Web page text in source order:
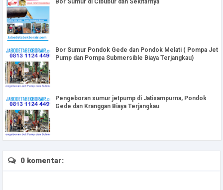
Bor Sumur di Cibubur dan Sekitarnya
Bor Sumur Pondok Gede dan Pondok Melati ( Pompa Jet
Pump dan Pompa Submersible Biaya Terjangkau)
Pengeboran sumur jetpump di Jatisampurna, Pondok
Gede dan Kranggan Biaya Terjangkau
0 komentar: